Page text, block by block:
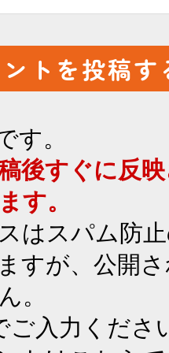
す。
後すぐに反
す。
はスパム防
すが、公開
。
ご入力くださ